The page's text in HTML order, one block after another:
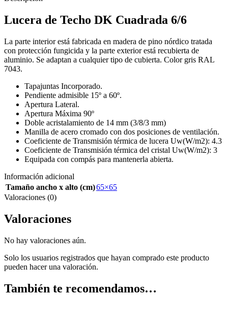
Lucera de Techo DK Cuadrada 6/6
La parte interior está fabricada en madera de pino nórdico tratada
con protección fungicida y la parte exterior está recubierta de
aluminio. Se adaptan a cualquier tipo de cubierta. Color gris RAL
7043.
Tapajuntas Incorporado.
Pendiente admisible 15º a 60º.
Apertura Lateral.
Apertura Máxima 90º
Doble acristalamiento de 14 mm (3/8/3 mm)
Manilla de acero cromado con dos posiciones de ventilación.
Coeficiente de Transmisión térmica de lucera Uw(W/m2): 4.3
Coeficiente de Transmisión térmica del cristal Uw(W/m2): 3
Equipada con compás para mantenerla abierta.
Información adicional
Tamaño ancho x alto (cm)65×65
Valoraciones (0)
Valoraciones
No hay valoraciones aún.
Solo los usuarios registrados que hayan comprado este producto
pueden hacer una valoración.
También te recomendamos…